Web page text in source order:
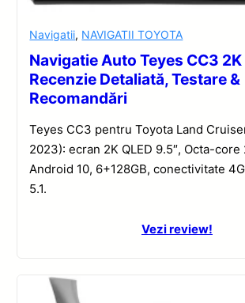
Navigatii, NAVIGATII TOYOTA
Navigatie Auto Teyes CC3
Recenzie Detaliată, Testare &
Recomandări
Teyes CC3 pentru Toyota Land
2023): ecran 2K QLED 9.5″, Octa-core
Android 10, 6+128GB, conectivitate
5.1.
Vezi review!